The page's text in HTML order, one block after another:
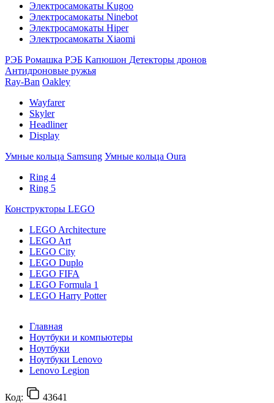
Электросамокаты Kugoo
Электросамокаты Ninebot
Электросамокаты Hiper
Электросамокаты Xiaomi
РЭБ Ромашка РЭБ Капюшон Детекторы дронов
Антидроновые ружья
Ray-Ban Oakley
Wayfarer
Skyler
Headliner
Display
Умные кольца Samsung Умные кольца Oura
Ring 4
Ring 5
Конструкторы LEGO
LEGO Architecture
LEGO Art
LEGO City
LEGO Duplo
LEGO FIFA
LEGO Formula 1
LEGO Harry Potter
Главная
Ноутбуки и компьютеры
Ноутбуки
Ноутбуки Lenovo
Lenovo Legion
Код: 43641